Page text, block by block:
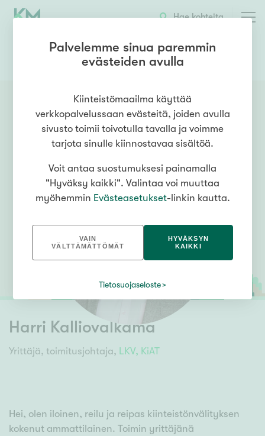
Hae kohteita
0445044507 OTA YHTEYTTÄ
Harri Kalliovalkama
Yrittäjä, toimitusjohtaja, LKV, KiAT
Hei, olen iloinen, reilu ja reipas kiinteistönvälityksen
kokenut ammattilainen. Toimin yrittäjänä
Palvelemme sinua paremmin
evästeiden avulla
Kiinteistömaailma käyttää
verkkopalvelussaan evästeitä, joiden avulla
sivusto toimii toivotulla tavalla ja voimme
tarjota sinulle kiinnostavaa sisältöä.
Voit antaa suostumuksesi painamalla
"Hyväksy kaikki". Valintaa voi muuttaa
myöhemmin Evästeasetukset-linkin kautta.
VAIN
VÄLTTÄMÄTTÖMÄT
HYVÄKSYN
KAIKKI
Tietosuojaseloste